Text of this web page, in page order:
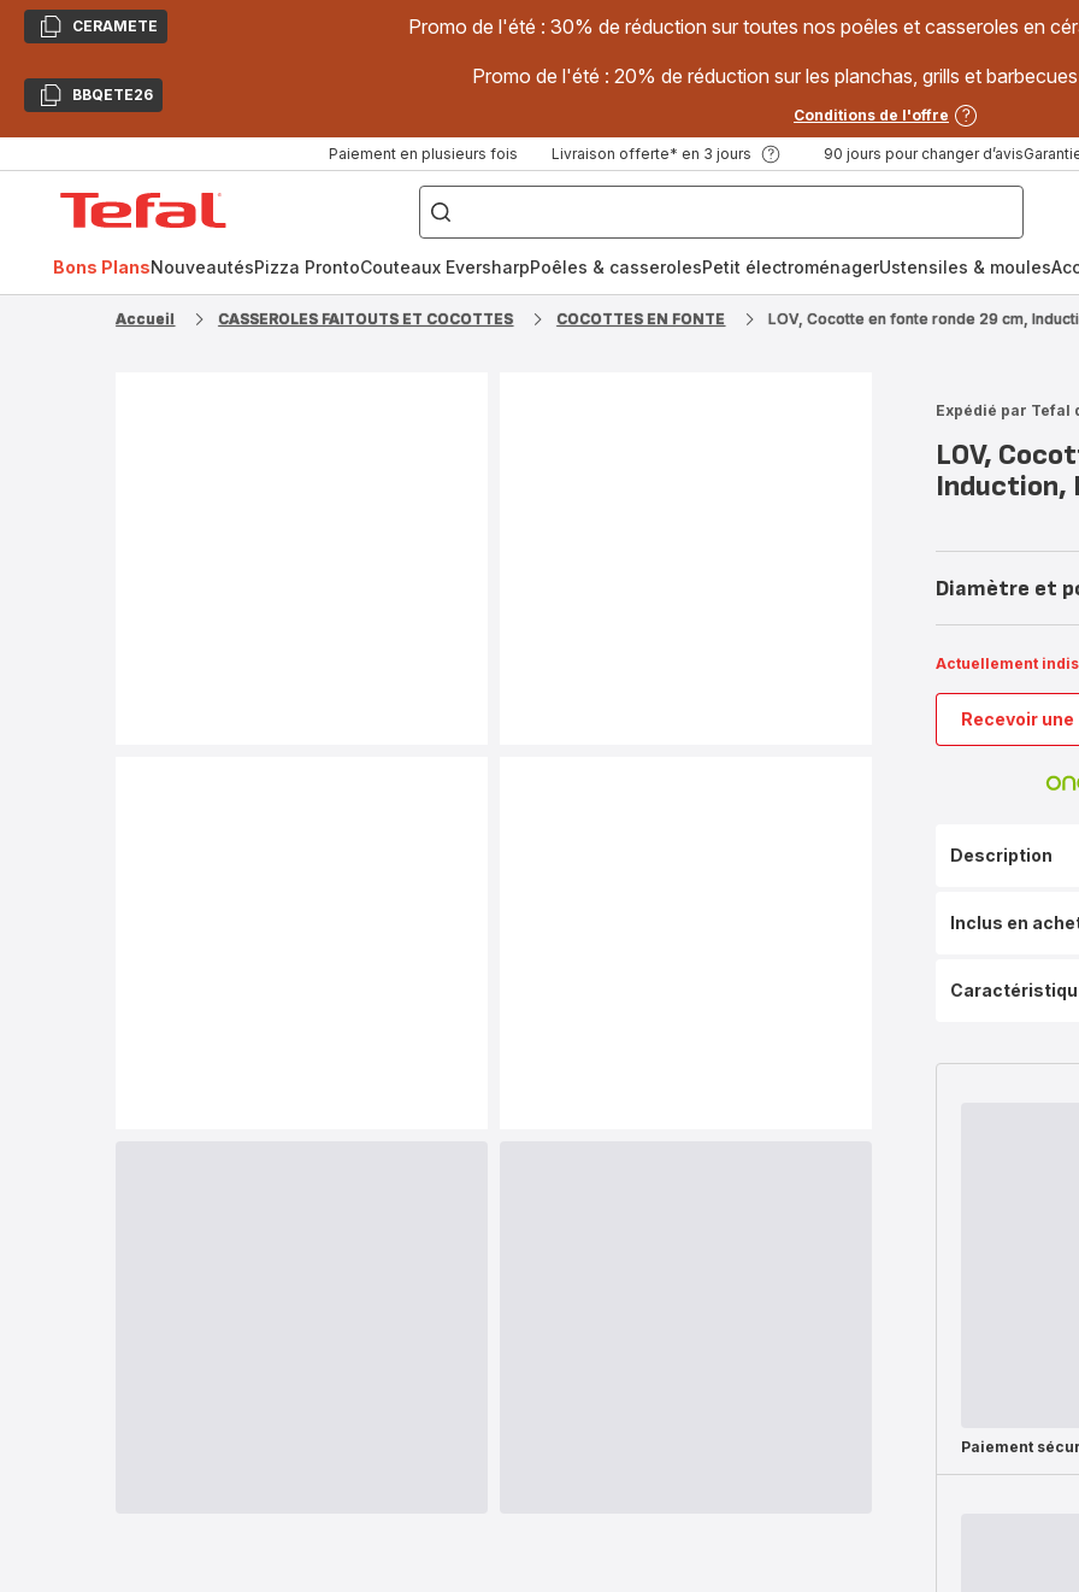
CopierCERAMETE Promo de l'été : 30% de réduction sur toutes nos poêles et casseroles en
CopierBBQETE26
Promo de l'été : 20% de réduction sur les planchas, grills et
Conditions de l'offre
Paiement en plusieurs fois Livraison offerte* en 3 jours 90 jours pour changer d’avis
["Poêles
inox,
Cake
Factory,
Bons PlansNouveautésPizza ProntoCouteaux EversharpPoêles & casserolesPetit électroménagerUstensiles & moules
Accueil CASSEROLES FAITOUTS ET COCOTTES COCOTTES EN FONTE LOV, Cocotte en fonte ronde 29 cm,
Expédié par Tefal
LOV,
Induction,
Diamètre et
Actuellement
Recevoir
Description
Inclus en
Paiement